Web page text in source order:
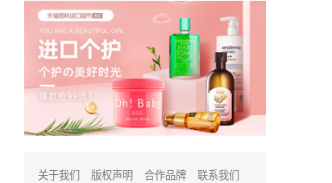
关于我们 版权声明 合作品牌 联系我们